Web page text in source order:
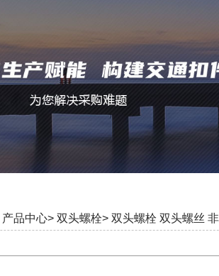
产品中心> 双头螺栓> 双头螺栓 双头螺丝